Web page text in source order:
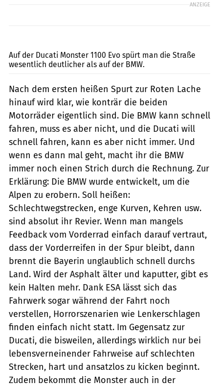
ANZEIGE
Auf der Ducati Monster 1100 Evo spürt man die Straße
wesentlich deutlicher als auf der BMW.
Nach dem ersten heißen Spurt zur Roten Lache
hinauf wird klar, wie konträr die beiden
Motorräder eigentlich sind. Die BMW kann schnell
fahren, muss es aber nicht, und die Ducati will
schnell fahren, kann es aber nicht immer. Und
wenn es dann mal geht, macht ihr die BMW
immer noch einen Strich durch die Rechnung. Zur
Erklärung: Die BMW wurde entwickelt, um die
Alpen zu erobern. Soll heißen:
Schlechtwegstrecken, enge Kurven, Kehren usw.
sind absolut ihr Revier. Wenn man mangels
Feedback vom Vorderrad einfach darauf vertraut,
dass der Vorderreifen in der Spur bleibt, dann
brennt die Bayerin unglaublich schnell durchs
Land. Wird der Asphalt älter und kaputter, gibt es
kein Halten mehr. Dank ESA lässt sich das
Fahrwerk sogar während der Fahrt noch
verstellen, Horrorszenarien wie Lenkerschlagen
finden einfach nicht statt. Im Gegensatz zur
Ducati, die bisweilen, allerdings wirklich nur bei
lebensverneinender Fahrweise auf schlechten
Strecken, hart und ansatzlos zu kicken beginnt.
Zudem bekommt die Monster auch in der